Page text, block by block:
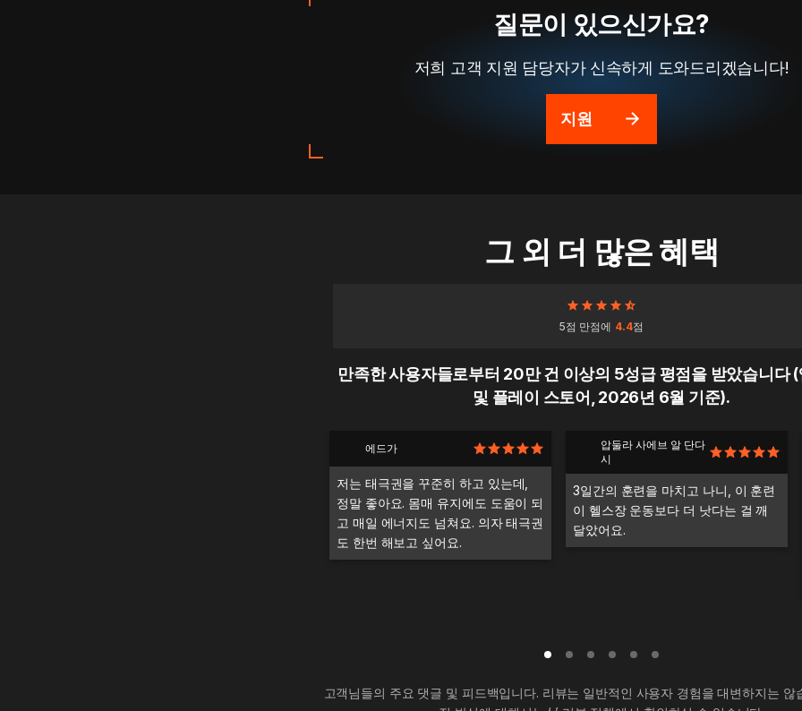
질문이 있으신가요?
저희 고객 지원 담당자가 신속하게 도와드리겠습니다!
지원
그 외 더 많은 혜택
5점 만점에 4.4점
만족한 사용자들로부터 20만 건 이상의 5성급 평점을 받았습니다
및 플레이 스토어, 2026년 6월 기준).
에드가
저는 태극권을 꾸준히 하고 있는데,
정말 좋아요. 몸매 유지에도 도움이 되
고 매일 에너지도 넘쳐요. 의자 태극권
도 한번 해보고 싶어요.
압둘라 사에브 알 단다
시
3일간의 훈련을 마치고 나니, 이 훈련
이 헬스장 운동보다 더 낫다는 걸 깨
달았어요.
고객님들의 주요 댓글 및 피드백입니다. 리뷰는 일반적인 사용자 경험을 대변하지는 않